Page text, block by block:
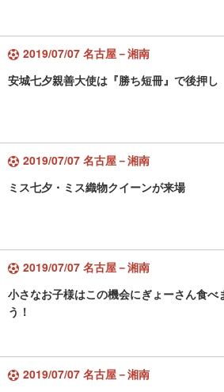
2019/07/07 名古屋－湘南
安城七夕親善大使は『勝ち短冊』で後押し
2019/07/07 名古屋－湘南
ミス七夕・ミス織物クイーンが来場
2019/07/07 名古屋－湘南
小さなお子様はこの機会にぎょーさん食べ
う！
2019/07/07 名古屋－湘南